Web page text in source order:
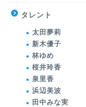
タレント
太田夢莉
新木優子
林ゆめ
桜井玲香
泉里香
浜辺美波
田中みな実